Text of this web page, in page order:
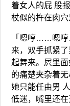
着女人的屁 股
杖似的杵在肉穴
「嗯哼……嗯
来，双手抓紧
起舞来。屄里
的痛楚夹杂着
她只能任由男
低迷，嘴里还